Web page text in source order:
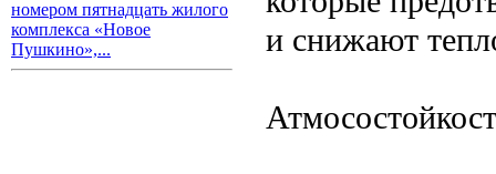
номером пятнадцать жилого
комплекса «Новое
Пушкино»,...
и снижают